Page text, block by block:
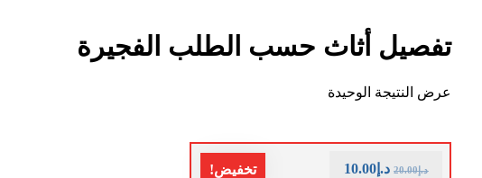
تفصيل أثاث حسب الطلب الفجيرة
عرض النتيجة الوحيدة
تخفيض! د.إ20.00 د.إ 10.00